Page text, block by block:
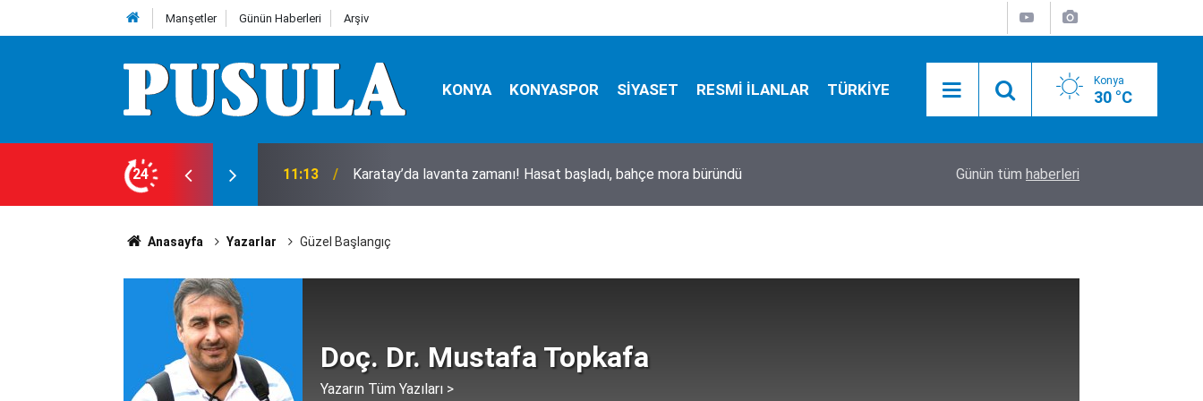
Manşetler Günün Haberleri Arşiv
KONYA KONYASPOR SİYASET RESMİ İLANLAR TÜRKİYE Konya
30 °C
24
başladı, bahçe mora büründü 10:46 Tutuklu CHP’li Belediye Başkanı için tahliye kararı! Güneş gözlüğünde fiyat mı cam mı önemli?
Günün tüm haberleri
Anasayfa Yazarlar Güzel Başlangıç
Doç. Dr. Mustafa Topkafa
Yazarın Tüm Yazıları >